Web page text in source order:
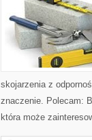
skojarzenia z
znaczenie. Polecam:
która może